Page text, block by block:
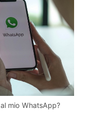
mio WhatsApp?